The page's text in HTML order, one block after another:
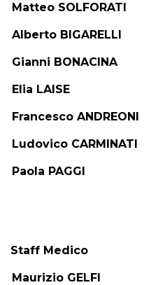
Matteo SOLFORATI
Alberto BIGARELLI
Gianni BONACINA
Elia LAISE
Francesco ANDREONI
Ludovico CARMINATI
Paola PAGGI
Staff Medico
Maurizio GELFI